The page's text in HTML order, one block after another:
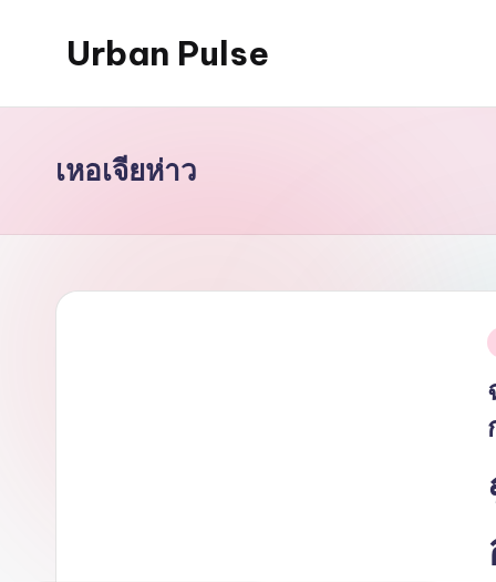
Urban Pulse
เหอเจียห่าว